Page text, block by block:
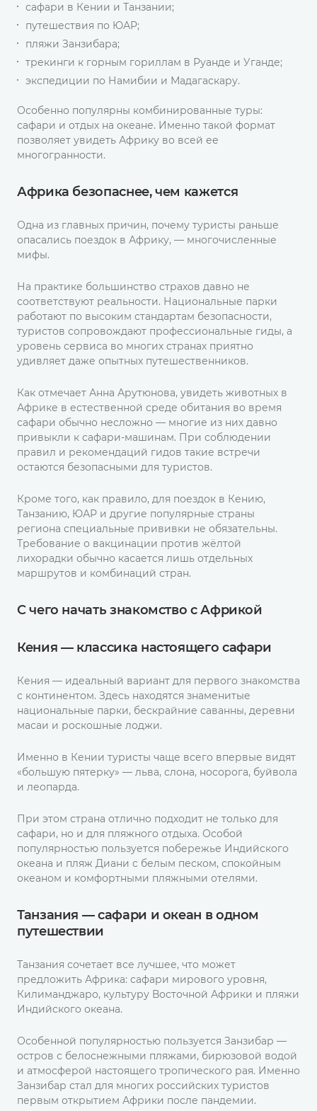
сафари в Кении и Танзании;
путешествия по ЮАР;
пляжи Занзибара;
трекинги к горным гориллам в Руанде и Уганде;
экспедиции по Намибии и Мадагаскару.
Особенно популярны комбинированные туры:
сафари и отдых на океане. Именно такой формат
позволяет увидеть Африку во всей ее
многогранности.
Африка безопаснее, чем кажется
Одна из главных причин, почему туристы раньше
опасались поездок в Африку, — многочисленные
мифы.
На практике большинство страхов давно не
соответствуют реальности. Национальные парки
работают по высоким стандартам безопасности,
туристов сопровождают профессиональные гиды, а
уровень сервиса во многих странах приятно
удивляет даже опытных путешественников.
Как отмечает Анна Арутюнова, увидеть животных в
Африке в естественной среде обитания во время
сафари обычно несложно — многие из них давно
привыкли к сафари-машинам. При соблюдении
правил и рекомендаций гидов такие встречи
остаются безопасными для туристов.
Кроме того, как правило, для поездок в Кению,
Танзанию, ЮАР и другие популярные страны
региона специальные прививки не обязательны.
Требование о вакцинации против жёлтой
лихорадки обычно касается лишь отдельных
маршрутов и комбинаций стран.
С чего начать знакомство с Африкой
Кения — классика настоящего сафари
Кения — идеальный вариант для первого знакомства
с континентом. Здесь находятся знаменитые
национальные парки, бескрайние саванны, деревни
масаи и роскошные лоджи.
Именно в Кении туристы чаще всего впервые видят
«большую пятерку» — льва, слона, носорога, буйвола
и леопарда.
При этом страна отлично подходит не только для
сафари, но и для пляжного отдыха. Особой
популярностью пользуется побережье Индийского
океана и пляж Диани с белым песком, спокойным
океаном и комфортными пляжными отелями.
Танзания — сафари и океан в одном
путешествии
Танзания сочетает все лучшее, что может
предложить Африка: сафари мирового уровня,
Килиманджаро, культуру Восточной Африки и пляжи
Индийского океана.
Особенной популярностью пользуется Занзибар —
остров с белоснежными пляжами, бирюзовой водой
и атмосферой настоящего тропического рая. Именно
Занзибар стал для многих российских туристов
первым открытием Африки после пандемии.